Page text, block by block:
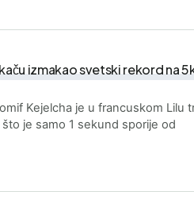
izmakao svetski rekord na
Kejelcha je u francuskom Lilu
je samo 1 sekund sporije od